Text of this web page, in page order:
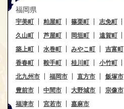
福岡県
宇美町 粕屋町 篠栗町 志免町
久山町
芦屋町 岡垣町 遠賀町
築上町
水巻町 みやこ町 吉富町
香春町
鞍手町 桂川町 小竹町
北九州市
福岡市 直方市 飯塚市
豊前市
中間市 大野城市 宗像市
福津市
宮若市 嘉麻市